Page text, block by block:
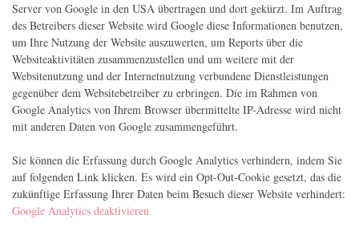
Server von Google in den USA übertragen und dort gekürzt. Im Auftrag
des Betreibers dieser Website wird Google diese Informationen benutzen,
um Ihre Nutzung der Website auszuwerten, um Reports über die
Websiteaktivitäten zusammenzustellen und um weitere mit der
Websitenutzung und der Internetnutzung verbundene Dienstleistungen
gegenüber dem Websitebetreiber zu erbringen. Die im Rahmen von
Google Analytics von Ihrem Browser übermittelte IP-Adresse wird nicht
mit anderen Daten von Google zusammengeführt.
Sie können die Erfassung durch Google Analytics verhindern, indem Sie
auf folgenden Link klicken. Es wird ein Opt-Out-Cookie gesetzt, das die
zukünftige Erfassung Ihrer Daten beim Besuch dieser Website verhindert:
Google Analytics deaktivieren